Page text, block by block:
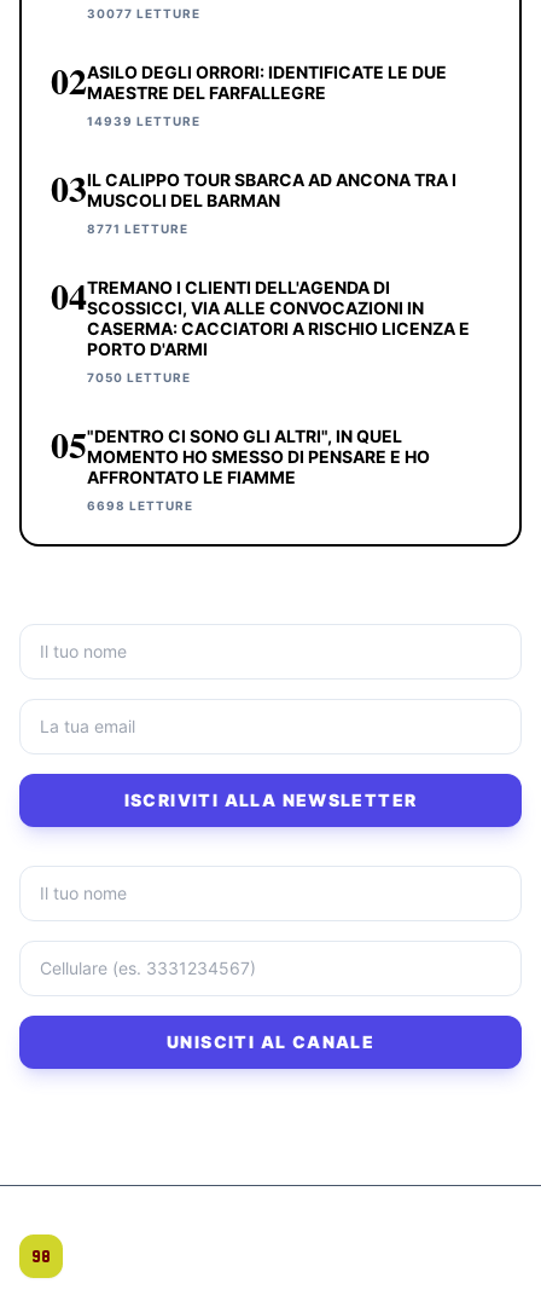
30077 LETTURE
02ASILO DEGLI ORRORI: IDENTIFICATE LE DUE
MAESTRE DEL FARFALLEGRE
14939 LETTURE
03IL CALIPPO TOUR SBARCA AD ANCONA TRA I
MUSCOLI DEL BARMAN
8771 LETTURE
04TREMANO I CLIENTI DELL'AGENDA DI
SCOSSICCI, VIA ALLE CONVOCAZIONI IN
CASERMA: CACCIATORI A RISCHIO LICENZA E
PORTO D'ARMI
7050 LETTURE
05"DENTRO CI SONO GLI ALTRI", IN QUEL
MOMENTO HO SMESSO DI PENSARE E HO
AFFRONTATO LE FIAMME
6698 LETTURE
ISCRIVITI ALLA NEWSLETTER
UNISCITI AL CANALE